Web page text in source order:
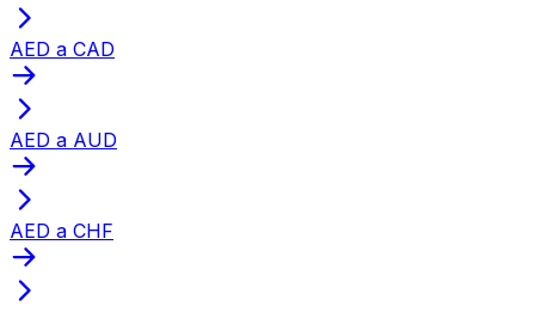
AED a CAD
AED a AUD
AED a CHF